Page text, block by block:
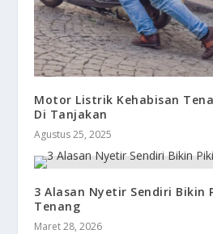
Motor Listrik Kehabisan
Di Tanjakan
Agustus 25, 2025
3 Alasan Nyetir Sendiri Bikin
Tenang
Maret 28, 2026